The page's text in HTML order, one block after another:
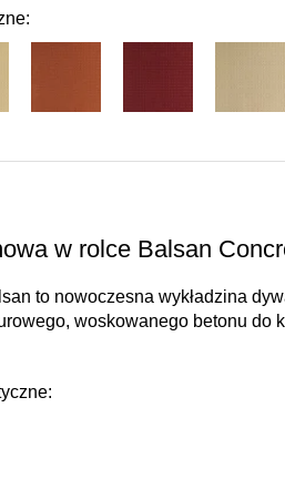
w rolce Balsan
to nowoczesna wykładzina
woskowanego betonu do